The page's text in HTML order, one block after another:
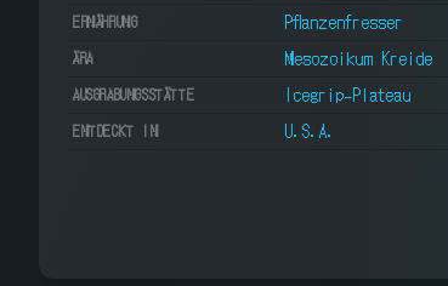
ERNÄHRUNG Pflanzenfresser
ÄRA Mesozoikum Kreide
AUSGRABUNGSSTÄTTE Icegrip-Plateau
ENTDECKT IN U.S.A.